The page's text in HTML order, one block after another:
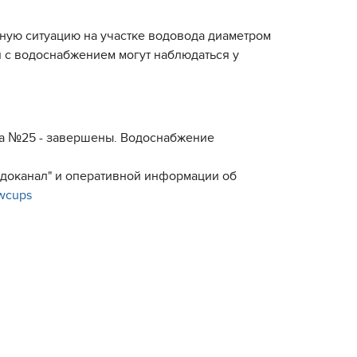
ситуацию на участке водовода диаметром
водоснабжением могут наблюдаться у
№25 - завершены. Водоснабжение
и оперативной информации об